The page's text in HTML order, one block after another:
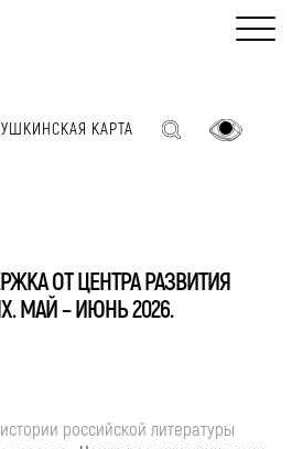
КАРТА
ОТ ЦЕНТРА РАЗВИТИЯ
МАЙ – ИЮНЬ 2026.
российской литературы